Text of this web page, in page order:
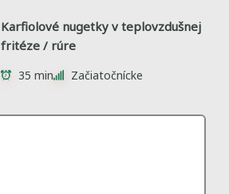
Karfiolové nugetky v teplovzdušnej
fritéze / rúre
35 min Začiatočnícke